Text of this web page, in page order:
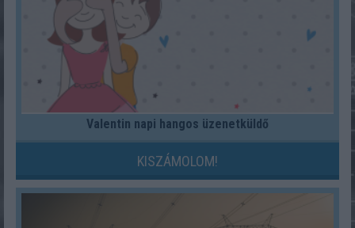
Valentin napi hangos üzenetküldő
KISZÁMOLOM!